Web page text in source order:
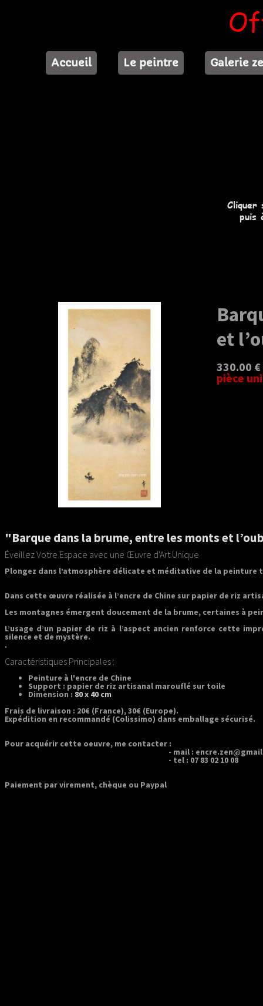
Accueil Le peintre Galerie
Cliquer
puis
et
330.00 €
pièce
"Barque dans la brume, entre les monts et
Éveillez Votre Espace avec une Œuvre d'Art Unique
Plongez dans l’atmosphère délicate et méditative de la
Dans cette œuvre réalisée à l’encre de Chine sur papier de riz
Les montagnes émergent doucement de la brume, certaines à
L’usage d’un papier de riz à l’aspect ancien renforce cette
silence et de mystère.
.
Caractéristiques Principales :
Peinture à l'encre de Chine
Support : papier de riz artisanal marouflé sur toile
Dimension : 80 x 40 cm
Frais de livraison : 20€ (France), 30€ (Europe).
Expédition en recommandé (Colissimo) dans emballage sécurisé.
Pour acquérir cette oeuvre, me contacter :
- mail :
- tel : 07 83 02 10 08
Paiement par virement, chèque ou Paypal